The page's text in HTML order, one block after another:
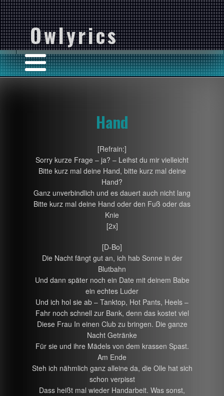
Owlyrics
Hand
[Refrain:]
Sorry kurze Frage – ja? – Leihst du mir vielleicht
Bitte kurz mal deine Hand, bitte kurz mal deine
Hand?
Ganz unverbindlich und es dauert auch nicht lang
Bitte kurz mal deine Hand oder den Fuß oder das
Knie
[2x]
[D-Bo]
Die Nacht fängt gut an, ich hab Sonne in der
Blutbahn
Und dann später noch ein Date mit deinem Babe
ein echtes Luder
Und ich hol sie ab – Tanktop, Hot Pants, Heels –
Fahr noch schnell zur Bank, denn das kostet viel
Diese Frau In einen Club zu bringen. Die ganze
Nacht Getränke
Für sie und ihre Mädels von dem krassen Spast.
Am Ende
Steh ich nähmlich ganz alleine da, die Olle hat sich
schon verpisst
Dass heißt mal wieder Handarbeit. Was sonst,